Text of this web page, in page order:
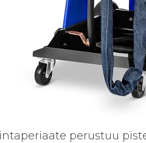
perustuu